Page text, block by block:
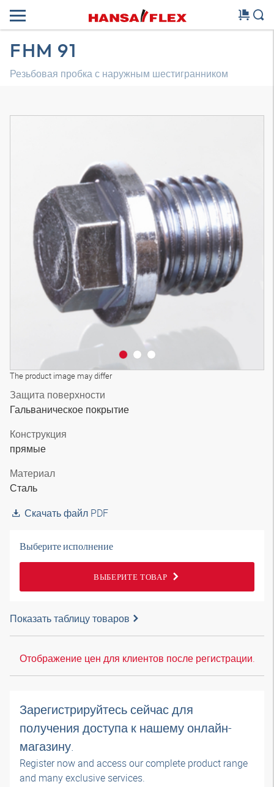
FHM 91
Резьбовая пробка с наружным шестигранником
The product image may differ
Трехмерная модель
Защита поверхности
Гальваническое покрытие
Конструкция
прямые
Материал
Сталь
Скачать файл PDF
Выберите исполнение
ВЫБЕРИТЕ ТОВАР
Показать таблицу товаров
Отображение цен для клиентов после регистрации.
Зарегистрируйтесь сейчас для
получения доступа к нашему онлайн-
магазину.
Register now and access our complete product range
and many exclusive services.